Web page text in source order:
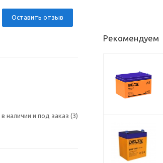
Оставить отзыв
В наличии и под заказ (3)
Рекомендуем